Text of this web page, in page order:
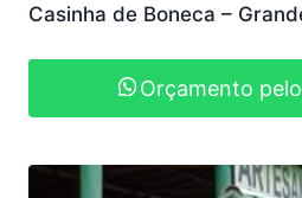
Casinha de Boneca –
Orçamento